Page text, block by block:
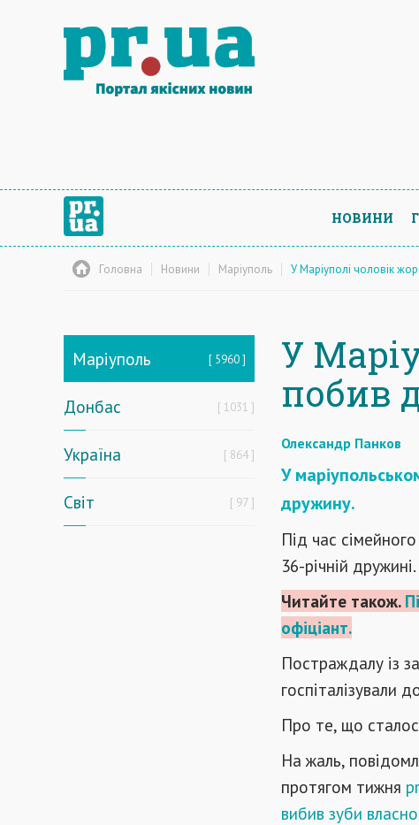
НОВИНИ
Головна Новини Маріуполь У Маріуполі чоловік
Маріуполь 5960
Донбас 1031
Україна 864
Світ 97
У
побив
Олександр Панков
У
дружину.
Під час
36-річній
Читайте також.
офіціант.
Постраждалу із
госпіталізували
Про те, що
На жаль,
протягом тижня
вибив зуби